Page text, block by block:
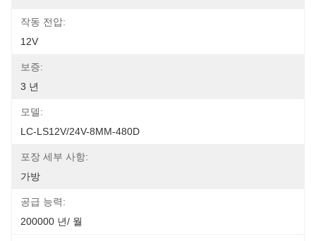
작동 전압:
12V
보증:
3 년
모델:
LC-LS12V/24V-8MM-480D
포장 세부 사항:
가방
공급 능력:
200000 년/ 월